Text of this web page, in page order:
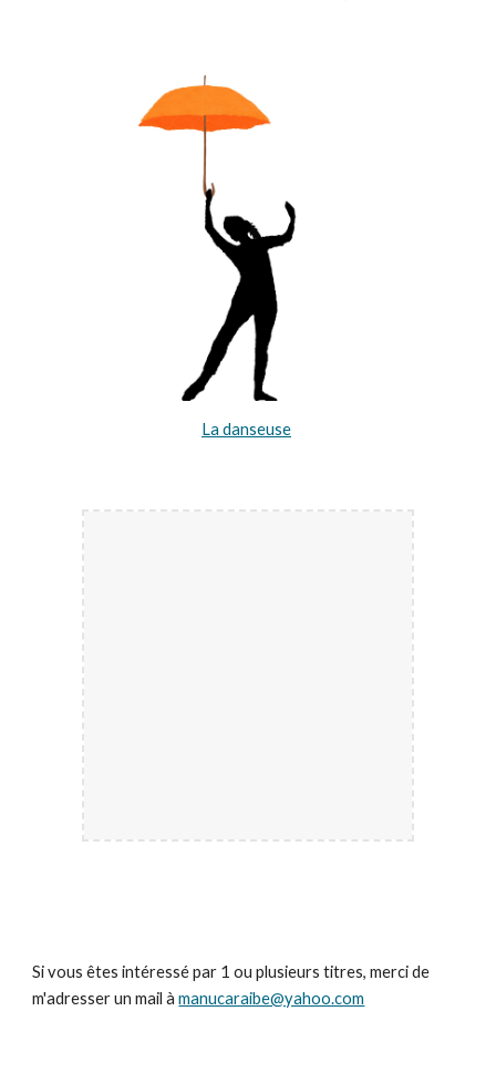
La danseuse
Si vous êtes intéressé par 1 ou plusieurs titres, merci de
m'adresser un mail à manucaraibe@yahoo.com